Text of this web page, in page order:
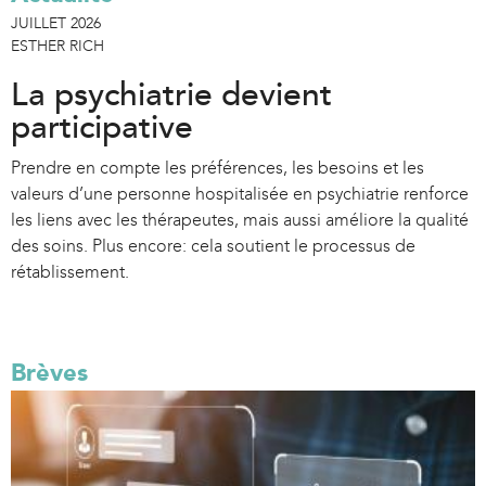
JUILLET 2026
ESTHER RICH
La psychiatrie devient
participative
Prendre en compte les préférences, les besoins et les
valeurs d’une personne hospitalisée en psychiatrie renforce
les liens avec les thérapeutes, mais aussi améliore la qualité
des soins. Plus encore: cela soutient le processus de
rétablissement.
Brèves